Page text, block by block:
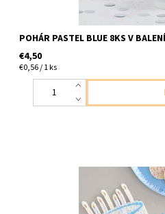
POHÁR PASTEL BLUE 8KS V BALENÍ
€4,50
€0,56 / 1 ks
Papierové servítkystastne
v balení velkost 16,5x13cm